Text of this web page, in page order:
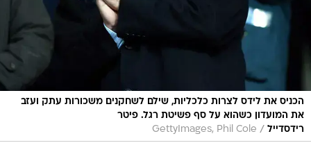
הכניס את לידס לצרות כלכליות, שילם לשחקנים משכורות עתק ועזב
את המועדון כשהוא על סף פשיטת רגל. פיטר
רידסדייל /
GettyImages, Phil Cole